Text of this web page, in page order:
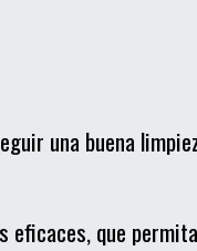
una buena
eficaces, que